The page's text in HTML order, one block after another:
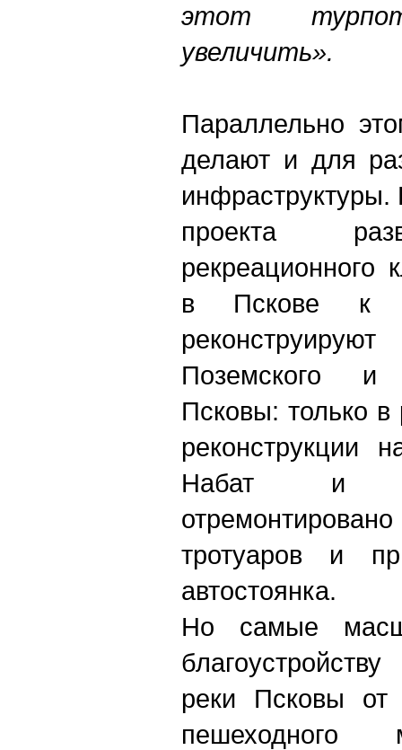
этот
увеличить».
Параллельно
делают и для
инфраструктуры.
проекта
рекреационного
в Пскове к
Поземского
Псковы: только в
реконструкции
Набат и
тротуаров и
автостоянка.
Но самые
реки Псковы от